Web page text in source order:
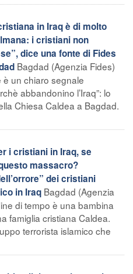
in Iraq è di molto
i cristiani non
dice una fonte di Fides
Bagdad (Agenzia Fides)
è un chiaro segnale
abbandonino l’Iraq”: lo
Chiesa Caldea a Bagdad.
i cristiani in Iraq, se
massacro?
dei cristiani
in Iraq Bagdad (Agenzia
di tempo è una bambina
famiglia cristiana Caldea.
terrorista islamico che